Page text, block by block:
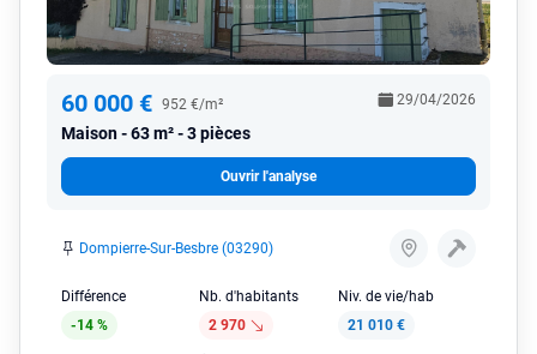
60 000 € 952 €/m²
Maison 63 m² - 3 pièces
29/04/2026
Ouvrir l'analyse
Dompierre-Sur-Besbre (03290)
Différence
-14 %
Nb. d'habitants
2 970
Niv. de vie/hab
21 010 €